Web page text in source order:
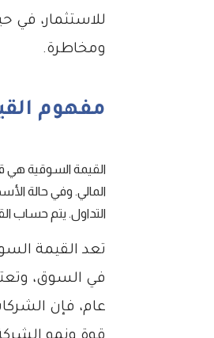
للاستثمار، في
ومخاطرة.
مفهوم
القيمة السوقية هي
المالي. وفي حالة
التداول. يتم حساب
تعد القيمة
في السوق،
عام، فإن